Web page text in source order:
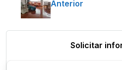
Anterior
Solicitar